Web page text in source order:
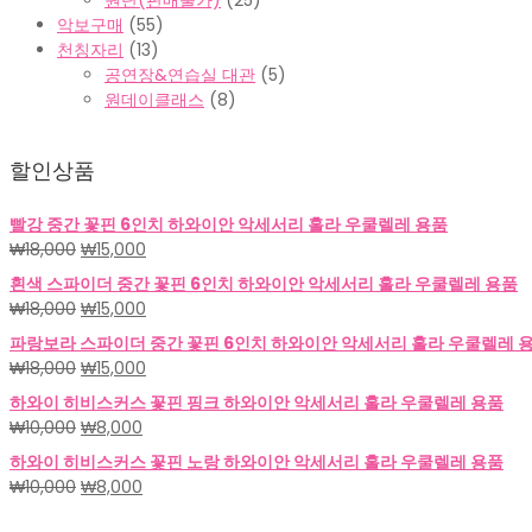
악보구매 (55)
천칭자리 (13)
공연장&연습실 대관 (5)
원데이클래스 (8)
할인상품
빨강 중간 꽃핀 6인치 하와이안 악세서리 훌라 우쿨렐레 용품
₩18,000 원
래
가
격:
₩18,000.
₩15,000
재
가
격:
₩15,000.
흰색 스파이더 중간 꽃핀 6인치 하와이안 악세서리 훌라 우쿨렐레 용품
₩18,000 원
래
가
격:
₩18,000.
₩15,000
재
가
격:
₩15,000.
파랑보라 스파이더 중간 꽃핀 6인치 하와이안 악세서리 훌라 우쿨렐레
₩18,000 원
래
가
격:
₩18,000.
₩15,000
재
가
₩15,000.
하와이 히비스커스 꽃핀 핑크 하와이안 악세서리 훌라 우쿨렐레 용품
₩10,000 원
래
가
격:
₩8,000
재
가
격:
하와이 히비스커스 꽃핀 노랑 하와이안 악세서리 훌라 우쿨렐레 용품
₩10,000 원
₩8,000